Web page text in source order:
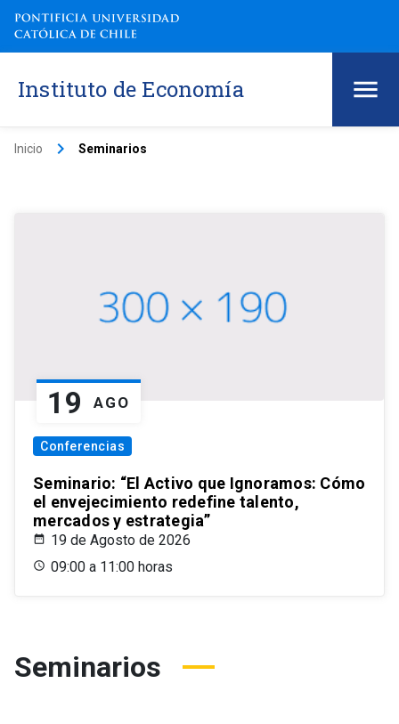
Instituto de Economía
Inicio keyboard_arrow_right Seminarios
19 AGO
Conferencias
Seminario: “El Activo que Ignoramos: Cómo
el envejecimiento redefine talento,
mercados y estrategia”
19 de Agosto de 2026
09:00 a 11:00 horas
Seminarios